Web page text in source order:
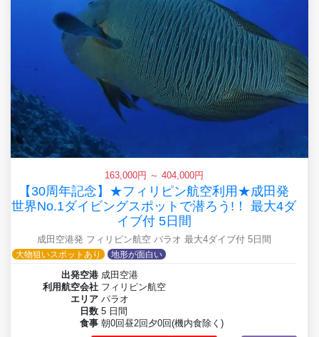
163,000円 ～ 404,000円
【30周年記念】★フィリピン航空利用★成田発
世界No.1ダイビングスポットで潜ろう!！ 最大4ダ
イブ付 5日間
成田空港発 フィリピン航空 パラオ 最大4ダイブ付 5日間
大物狙いスポットあり
地形が面白い
出発空港 成田空港
利用航空会社 フィリピン航空
エリア パラオ
日数 5 日間
食事 朝0回昼2回夕0回(機内食除く)